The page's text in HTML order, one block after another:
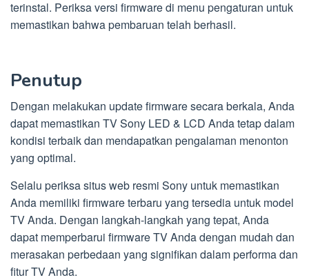
terinstal. Periksa versi firmware di menu pengaturan untuk
memastikan bahwa pembaruan telah berhasil.
Penutup
Dengan melakukan update firmware secara berkala, Anda
dapat memastikan TV Sony LED & LCD Anda tetap dalam
kondisi terbaik dan mendapatkan pengalaman menonton
yang optimal.
Selalu periksa situs web resmi Sony untuk memastikan
Anda memiliki firmware terbaru yang tersedia untuk model
TV Anda. Dengan langkah-langkah yang tepat, Anda
dapat memperbarui firmware TV Anda dengan mudah dan
merasakan perbedaan yang signifikan dalam performa dan
fitur TV Anda.